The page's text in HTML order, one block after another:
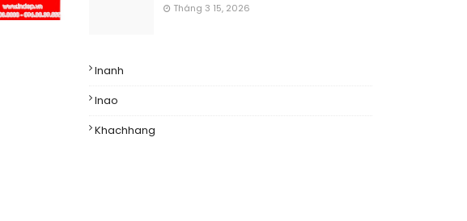
Tháng 3 15, 2026
Inanh
Inao
Khachhang